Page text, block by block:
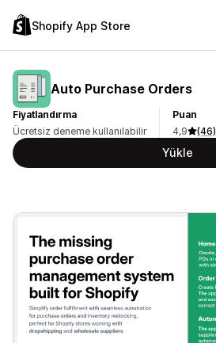
Shopify App Store
Auto Purchase Orders
Fiyatlandırma
Ücretsiz deneme kullanılabilir
Puan
4,9
(46)
Yükle